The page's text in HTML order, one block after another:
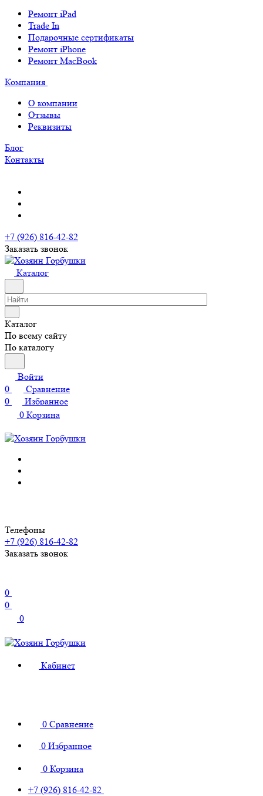
Ремонт iPad
Trade In
Подарочные сертификаты
Ремонт iPhone
Ремонт MacBook
Компания
О компании
Отзывы
Реквизиты
Блог
Контакты
+7 (926) 816-42-82
Заказать звонок
Каталог
Каталог
По всему сайту
По каталогу
Войти
0
Сравнение
0
Избранное
0 Корзина
Телефоны
+7 (926) 816-42-82
Заказать звонок
0
0
0
Кабинет
0 Сравнение
0 Избранное
0 Корзина
+7 (926) 816-42-82